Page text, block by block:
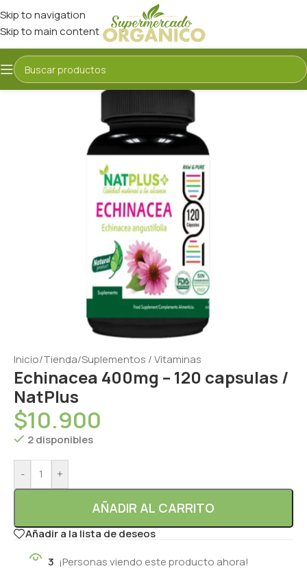
Skip to navigation
Skip to main content
Inicio/Tienda/Suplementos / Vitaminas
Echinacea 400mg – 120 capsulas /
NatPlus
$10.900
2 disponibles
- +
AÑADIR AL CARRITO
Añadir a la lista de deseos
3 ¡Personas viendo este producto ahora!